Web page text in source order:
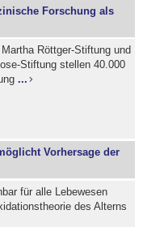
Forschung als
Röttger-Stiftung und
Stiftung stellen 40.000
...
Vorhersage der
für alle Lebewesen
des Alterns